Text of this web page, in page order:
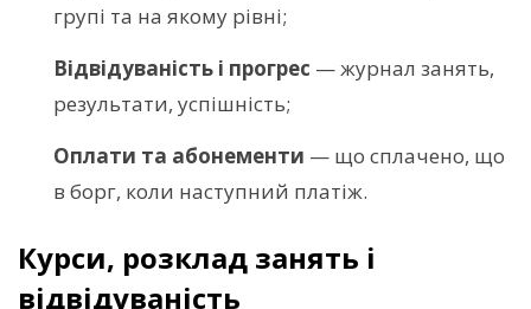
групі та на якому рівні;
Відвідуваність і прогрес — журнал занять,
результати, успішність;
Оплати та абонементи — що сплачено, що
в борг, коли наступний платіж.
Курси, розклад занять і
відвідуваність